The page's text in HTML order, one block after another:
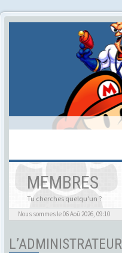
MEMBRES
Tu cherches quelqu'un ?
Nous sommes le 06 Aoû 2026, 09:10